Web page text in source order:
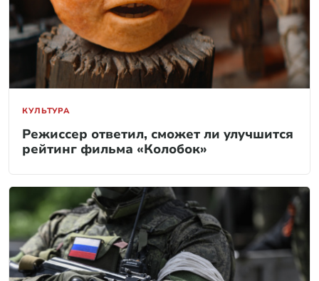
КУЛЬТУРА
Режиссер ответил, сможет ли улучшится
рейтинг фильма «Колобок»